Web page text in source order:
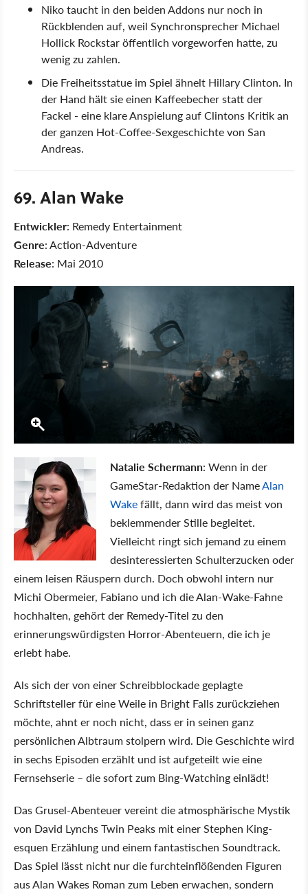
Niko taucht in den beiden Addons nur noch in
Rückblenden auf, weil Synchronsprecher Michael
Hollick Rockstar öffentlich vorgeworfen hatte, zu
wenig zu zahlen.
Die Freiheitsstatue im Spiel ähnelt Hillary Clinton. In
der Hand hält sie einen Kaffeebecher statt der
Fackel - eine klare Anspielung auf Clintons Kritik an
der ganzen Hot-Coffee-Sexgeschichte von San
Andreas.
69. Alan Wake
Entwickler: Remedy Entertainment
Genre: Action-Adventure
Release: Mai 2010
Natalie Schermann: Wenn in der
GameStar-Redaktion der NameAlan
Wakefällt, dann wird das meist von
beklemmender Stille begleitet.
Vielleicht ringt sich jemand zu einem
desinteressierten Schulterzucken oder
einem leisen Räuspern durch. Doch obwohl intern nur
Michi Obermeier, Fabiano und ich die Alan-Wake-Fahne
hochhalten, gehört der Remedy-Titel zu den
erinnerungswürdigsten Horror-Abenteuern, die ich je
erlebt habe.
Als sich der von einer Schreibblockade geplagte
Schriftsteller für eine Weile in Bright Falls zurückziehen
möchte, ahnt er noch nicht, dass er in seinen ganz
persönlichen Albtraum stolpern wird. Die Geschichte wird
in sechs Episoden erzählt und ist aufgeteilt wie eine
Fernsehserie – die sofort zum Bing-Watching einlädt!
Das Grusel-Abenteuer vereint die atmosphärische Mystik
von David Lynchs Twin Peaks mit einer Stephen King-
esquen Erzählung und einem fantastischen Soundtrack.
Das Spiel lässt nicht nur die furchteinflößenden Figuren
aus Alan Wakes Roman zum Leben erwachen, sondern